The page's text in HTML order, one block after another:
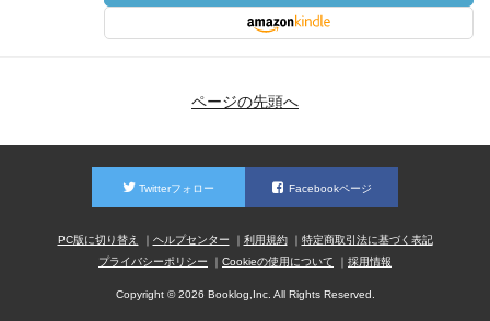
ページの先頭へ
Twitterフォロー Facebookページ
PC版に切り替え ヘルプセンター 利用規約
特定商取引法に基づく表記
プライバシーポリシー
Cookieの使用について 採用情報
Copyright © 2026 Booklog,Inc. All Rights Reserved.